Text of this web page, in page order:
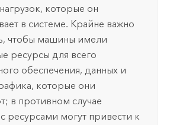
которые он
в системе. Крайне важно
чтобы машины имели
ресурсы для всего
обеспечения, данных и
которые они
в противном случае
ресурсами могут привести к